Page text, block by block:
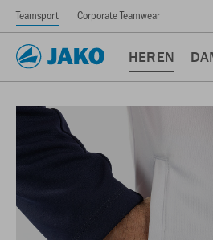
Teamsport Corporate Teamwear
HEREN